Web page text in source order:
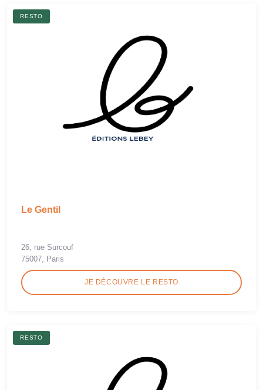
RESTO
Le Gentil
26, rue Surcouf
75007, Paris
JE DÉCOUVRE LE RESTO
RESTO